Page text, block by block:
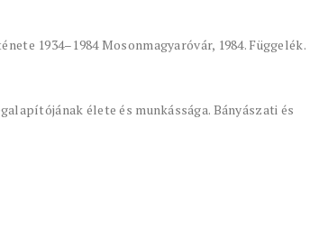
1934–1984 Mosonmagyaróvár, 1984. Függelék.
élete és munkássága. Bányászati és